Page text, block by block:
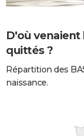
D'où venaient
quittés ?
Répartition des
naissance.